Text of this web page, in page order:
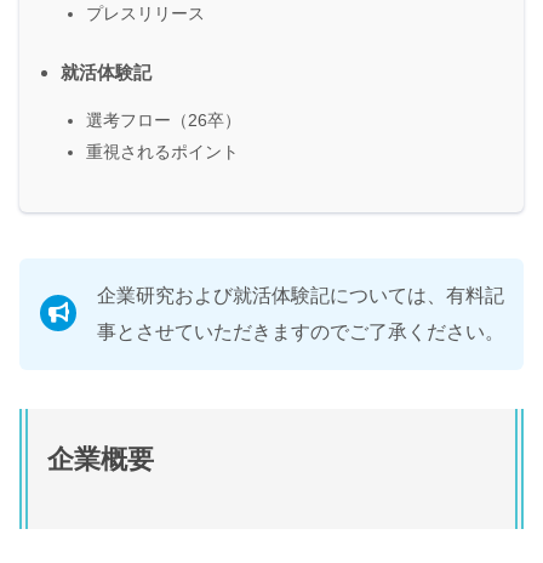
プレスリリース
就活体験記
選考フロー（26卒）
重視されるポイント
企業研究および就活体験記については、有料記
事とさせていただきますのでご了承ください。
企業概要